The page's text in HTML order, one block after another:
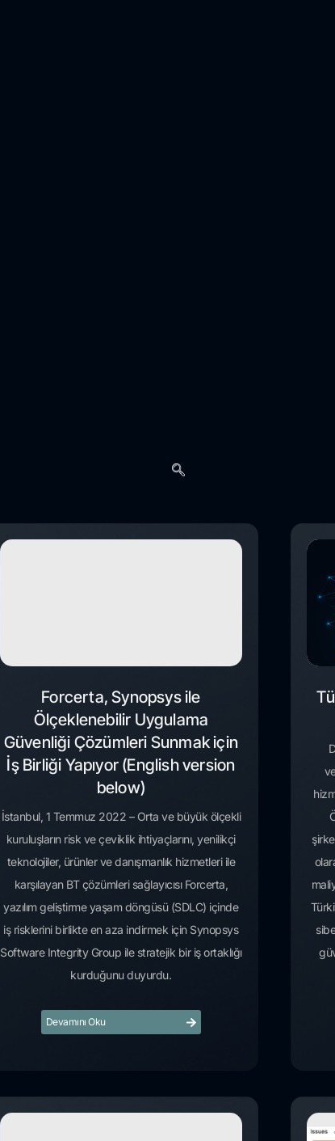
Forcerta, Synopsys ile
Ölçeklenebilir Uygulama
Güvenliği Çözümleri Sunmak için
İş Birliği Yapıyor (English version
below)
İstanbul, 1 Temmuz 2022 – Orta ve büyük ölçekli
kuruluşların risk ve çeviklik ihtiyaçlarını, yenilikçi
teknolojiler, ürünler ve danışmanlık hizmetleri ile
karşılayan BT çözümleri sağlayıcısı Forcerta,
yazılım geliştirme yaşam döngüsü (SDLC) içinde
iş risklerini birlikte en aza indirmek için Synopsys
Software Integrity Group ile stratejik bir iş ortaklığı
kurduğunu duyurdu.
Devamını Oku